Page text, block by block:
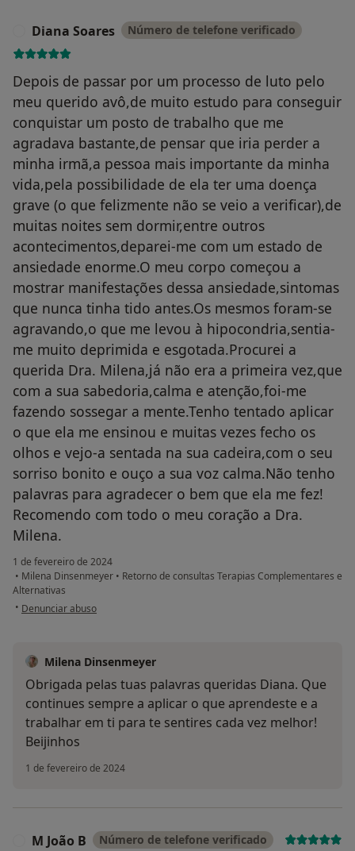
Diana Soares Número de telefone verificado
Depois de passar por um processo de luto pelo
meu querido avô,de muito estudo para conseguir
conquistar um posto de trabalho que me
agradava bastante,de pensar que iria perder a
minha irmã,a pessoa mais importante da minha
vida,pela possibilidade de ela ter uma doença
grave (o que felizmente não se veio a verificar),de
muitas noites sem dormir,entre outros
acontecimentos,deparei-me com um estado de
ansiedade enorme.O meu corpo começou a
mostrar manifestações dessa ansiedade,sintomas
que nunca tinha tido antes.Os mesmos foram-se
agravando,o que me levou à hipocondria,sentia-
me muito deprimida e esgotada.Procurei a
querida Dra. Milena,já não era a primeira vez,que
com a sua sabedoria,calma e atenção,foi-me
fazendo sossegar a mente.Tenho tentado aplicar
o que ela me ensinou e muitas vezes fecho os
olhos e vejo-a sentada na sua cadeira,com o seu
sorriso bonito e ouço a sua voz calma.Não tenho
palavras para agradecer o bem que ela me fez!
Recomendo com todo o meu coração a Dra.
Milena.
1 de fevereiro de 2024
• Milena Dinsenmeyer • Retorno de consultas Terapias Complementares e
Alternativas
• na opinião do utilizador Diana Soares
Denunciar abuso
Milena Dinsenmeyer
Obrigada pelas tuas palavras queridas Diana. Que
continues sempre a aplicar o que aprendeste e a
trabalhar em ti para te sentires cada vez melhor!
Beijinhos
1 de fevereiro de 2024
M João B Número de telefone verificado